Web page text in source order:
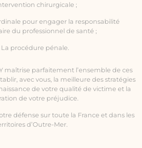
chirurgicale ;
pour engager la responsabilité
du professionnel de santé ;
La procédure pénale.
maîtrise parfaitement l’ensemble de ces
avec vous, la meilleure des stratégies
de votre qualité de victime et la
de votre préjudice.
défense sur toute la France et dans les
d’Outre-Mer.